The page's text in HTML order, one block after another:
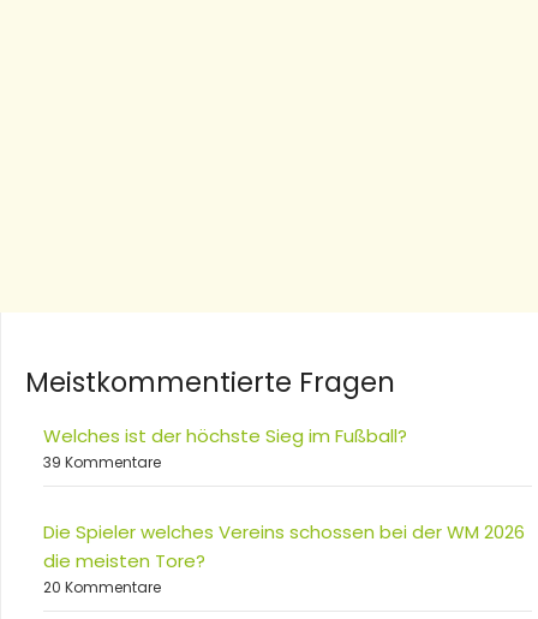
Meistkommentierte Fragen
Welches ist der höchste Sieg im Fußball?
39 Kommentare
Die Spieler welches Vereins schossen bei der WM 2026
die meisten Tore?
20 Kommentare